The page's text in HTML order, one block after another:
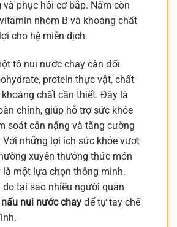
phục hồi cơ bắp. Nấm còn
nhóm B và khoáng chất
cho hệ miễn dịch.
tô nui nước chay cân đối
protein thực vật, chất
chất cần thiết. Đây là
chỉnh, giúp hỗ trợ sức khỏe
soát cân nặng và tăng cường
Với những lợi ích sức khỏe vượt
xuyên thưởng thức món
là một lựa chọn thông minh.
tại sao nhiều người quan
nui nước chay để tự tay chế